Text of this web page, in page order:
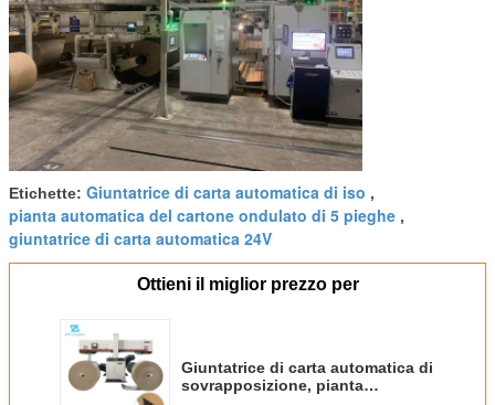
Etichette: Giuntatrice di carta automatica di iso ,
pianta automatica del cartone ondulato di 5 pieghe ,
giuntatrice di carta automatica 24V
Ottieni il miglior prezzo per
Giuntatrice di carta automatica di
sovrapposizione, pianta